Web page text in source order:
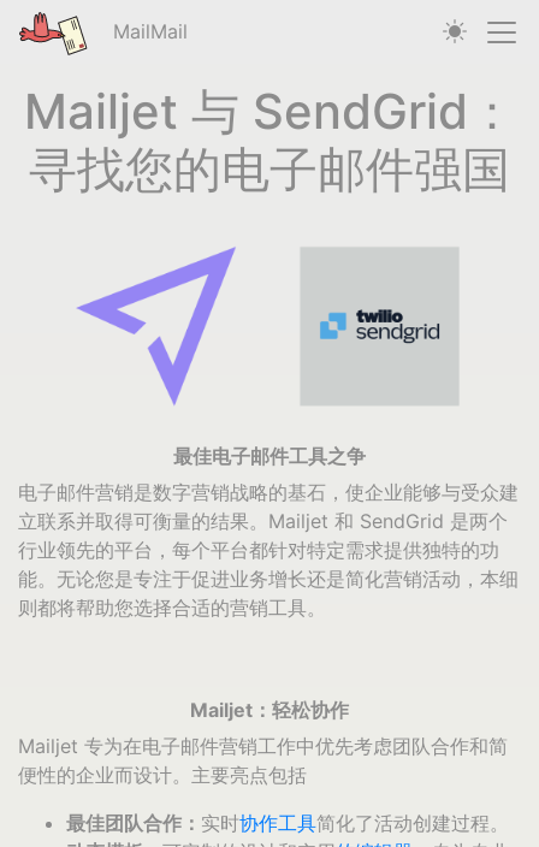
MailMail
Mailjet 与 SendGrid：
寻找您的电子邮件强国
最佳电子邮件工具之争
电子邮件营销是数字营销战略的基石，使企业能够与受众建
立联系并取得可衡量的结果。Mailjet 和 SendGrid 是两个
行业领先的平台，每个平台都针对特定需求提供独特的功
能。无论您是专注于促进业务增长还是简化营销活动，本细
则都将帮助您选择合适的营销工具。
Mailjet：轻松协作
Mailjet 专为在电子邮件营销工作中优先考虑团队合作和简
便性的企业而设计。主要亮点包括
最佳团队合作： 实时协作工具简化了活动创建过程。